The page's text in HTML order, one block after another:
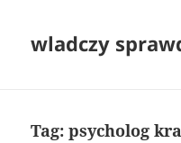
wladczy
Tag:psycholog